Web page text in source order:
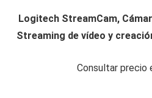
Logitech StreamCam,
Streaming de vídeo y
Consultar precio